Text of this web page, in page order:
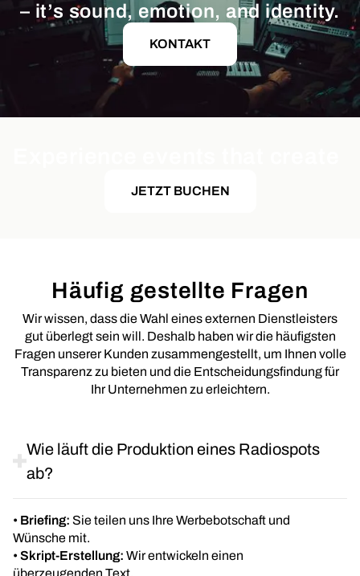
– it’s sound, emotion, and identity.
KONTAKT
JETZT BUCHEN
Häufig gestellte Fragen
Wir wissen, dass die Wahl eines externen Dienstleisters
gut überlegt sein will. Deshalb haben wir die häufigsten
Fragen unserer Kunden zusammengestellt, um Ihnen volle
Transparenz zu bieten und die Entscheidungsfindung für
Ihr Unternehmen zu erleichtern.
Wie läuft die Produktion eines Radiospots
ab?
• Briefing: Sie teilen uns Ihre Werbebotschaft und
Wünsche mit.
• Skript-Erstellung: Wir entwickeln einen
überzeugenden Text.